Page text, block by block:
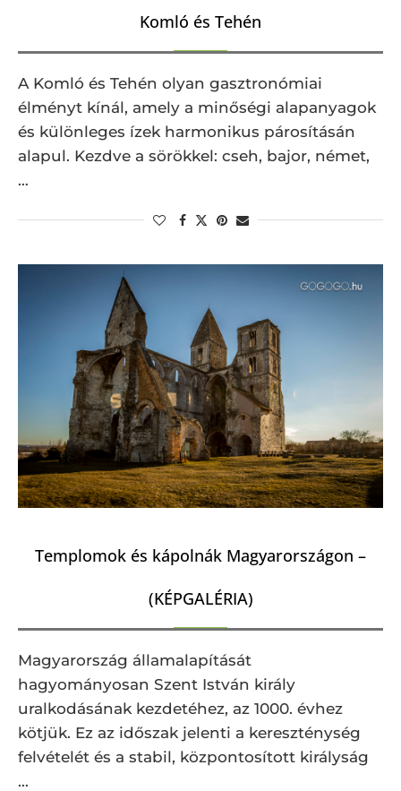
Komló és Tehén
A Komló és Tehén olyan gasztronómiai
élményt kínál, amely a minőségi alapanyagok
és különleges ízek harmonikus párosításán
alapul. Kezdve a sörökkel: cseh, bajor, német,
…
Templomok és kápolnák Magyarországon –
(KÉPGALÉRIA)
Magyarország államalapítását
hagyományosan Szent István király
uralkodásának kezdetéhez, az 1000. évhez
kötjük. Ez az időszak jelenti a kereszténység
felvételét és a stabil, központosított királyság
…